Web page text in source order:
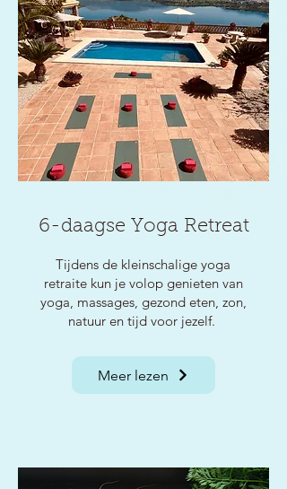
6-daagse Yoga Retreat
Tijdens de kleinschalige yoga
retraite kun je volop genieten van
yoga, massages, gezond eten, zon,
natuur en tijd voor jezelf.
Meer lezen